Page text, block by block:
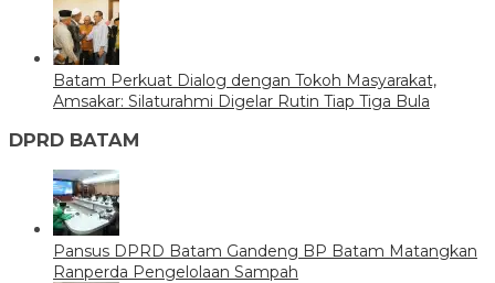
Batam Perkuat Dialog dengan Tokoh Masyarakat,
Amsakar: Silaturahmi Digelar Rutin Tiap Tiga Bula
DPRD BATAM
Pansus DPRD Batam Gandeng BP Batam Matangkan
Ranperda Pengelolaan Sampah